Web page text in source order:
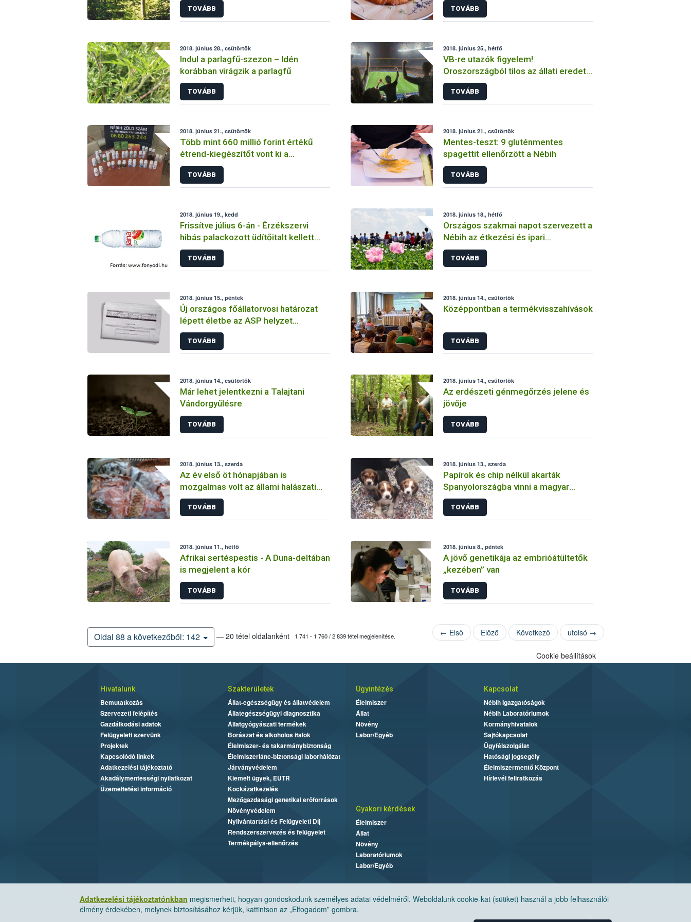
TOVÁBB TOVÁBB
2018. június 28., csütörtök
Indul a parlagfű-szezon – Idén
korábban virágzik a parlagfű
TOVÁBB
2018. június 25., hétfő
VB-re utazók figyelem!
Oroszországból tilos az állati eredetű
termékek behozatala
TOVÁBB
2018. június 21., csütörtök
Több mint 660 millió forint értékű
étrend-kiegészítőt vont ki a
forgalomból a Nébih
TOVÁBB
2018. június 21., csütörtök
Mentes-teszt: 9 gluténmentes
spagettit ellenőrzött a Nébih
TOVÁBB
2018. június 19., kedd
Frissítve július 6-án - Érzékszervi
hibás palackozott üdítőitalt kellett
kivonni a forgalomból
TOVÁBB
2018. június 18., hétfő
Országos szakmai napot szervezett a
Nébih az étkezési és ipari
máktermesztés ellenőrzéséhez
kapcsolódóan
TOVÁBB
2018. június 15., péntek
Új országos főállatorvosi határozat
lépett életbe az ASP helyzet
hatékonyabb kezelése érdekében
TOVÁBB
2018. június 14., csütörtök
Középpontban a termékvisszahívások
TOVÁBB
2018. június 14., csütörtök
Már lehet jelentkezni a Talajtani
Vándorgyűlésre
TOVÁBB
2018. június 14., csütörtök
Az erdészeti génmegőrzés jelene és
jövője
TOVÁBB
2018. június 13., szerda
Az év első öt hónapjában is
mozgalmas volt az állami halászati
őrök élete
TOVÁBB
2018. június 13., szerda
Papírok és chip nélkül akarták
Spanyolországba vinni a magyar
kölyökkutyákat
TOVÁBB
2018. június 11., hétfő
Afrikai sertéspestis - A Duna-deltában
is megjelent a kór
TOVÁBB
2018. június 8., péntek
A jövő genetikája az embrióátültetők
„kezében” van
TOVÁBB
Oldal 88 a következőből: 142 — 20 tétel oldalanként 1 741 - 1 760 / 2 839 tétel megjelenítése. ← Első Előző Következő utolsó →
Adatkezelési tájékoztatónkban megismerheti, hogyan gondoskodunk személyes adatai védelméről. Weboldalunk cookie-kat (sütiket) használ a jobb felhasználói
élmény érdekében, melynek biztosításához kérjük, kattintson az „Elfogadom” gombra.
Cookie beállítások
Hivatalunk
Bemutatkozás
Szervezeti felépítés
Gazdálkodási adatok
Felügyeleti szervünk
Projektek
Kapcsolódó linkek
Adatkezelési tájékoztató
Akadálymentességi nyilatkozat
Üzemeltetési információ
Szakterületek
Állat-egészségügy és állatvédelem
Állategészségügyi diagnosztika
Állatgyógyászati termékek
Borászat és alkoholos italok
Élelmiszer- és takarmánybiztonság
Élelmiszerlánc-biztonsági laborhálózat
Járványvédelem
Kiemelt ügyek, EUTR
Kockázatkezelés
Mezőgazdasági genetikai erőforrások
Növényvédelem
Nyilvántartási és Felügyeleti Díj
Rendszerszervezés és felügyelet
Termékpálya-ellenőrzés
Ügyintézés
Élelmiszer
Állat
Növény
Labor/Egyéb
Kapcsolat
Nébih Igazgatóságok
Nébih Laboratóriumok
Kormányhivatalok
Sajtókapcsolat
Ügyfélszolgálat
Hatósági jogsegély
Élelmiszermentő Központ
Hírlevél feliratkozás
Gyakori kérdések
Élelmiszer
Állat
Növény
Laboratóriumok
Labor/Egyéb